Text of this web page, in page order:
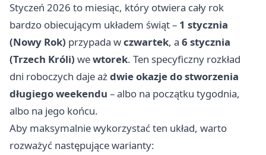
Styczeń 2026 to miesiąc, który otwiera cały rok
bardzo obiecującym układem świąt – 1 stycznia
(Nowy Rok) przypada wczwartek, a 6 stycznia
(Trzech Króli) wewtorek. Ten specyficzny rozkład
dni roboczych daje ażdwie okazje do stworzenia
długiego weekendu – albo na początku tygodnia,
albo na jego końcu.
Aby maksymalnie wykorzystać ten układ, warto
rozważyć następujące warianty: